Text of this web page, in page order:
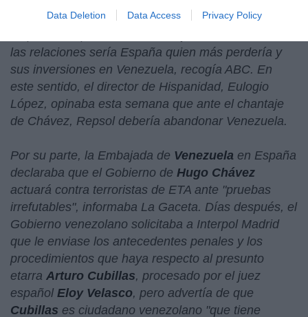
Data Deletion Data Access Privacy Policy
las relaciones. Y volvió a repetir la amenaza a las
las relaciones sería España quien más perdería y
sus inversiones en Venezuela, recogía ABC. En
este sentido, el director de Hispanidad, Eulogio
López, opinaba esta semana que ante el chantaje
de Chávez, Repsol debería abandonar Venezuela.
Por su parte, la Embajada de Venezuela en España
declaraba que el Gobierno de Hugo Chávez
actuará contra terroristas de ETA ante "pruebas
irrefutables", informaba La Gaceta. Días después, el
Gobierno venezolano solicitaba a Interpol Madrid
que le enviase los antecedentes penales y los
procedimientos que haya respecto al presunto
etarra Arturo Cubillas, procesado por el juez
español Eloy Velasco, pero advertía de que
Cubillas es ciudadano venezolano "que tiene